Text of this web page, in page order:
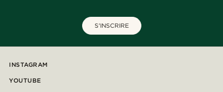
S'INSCRIRE
INSTAGRAM
YOUTUBE